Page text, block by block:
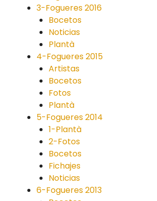
3-Fogueres 2016
Bocetos
Noticias
Plantà
4-Fogueres 2015
Artistas
Bocetos
Fotos
Plantà
5-Fogueres 2014
1-Plantà
2-Fotos
Bocetos
Fichajes
Noticias
6-Fogueres 2013